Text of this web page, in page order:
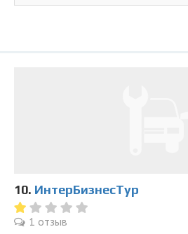
10. ИнтерБизнесТур
1 отзыв